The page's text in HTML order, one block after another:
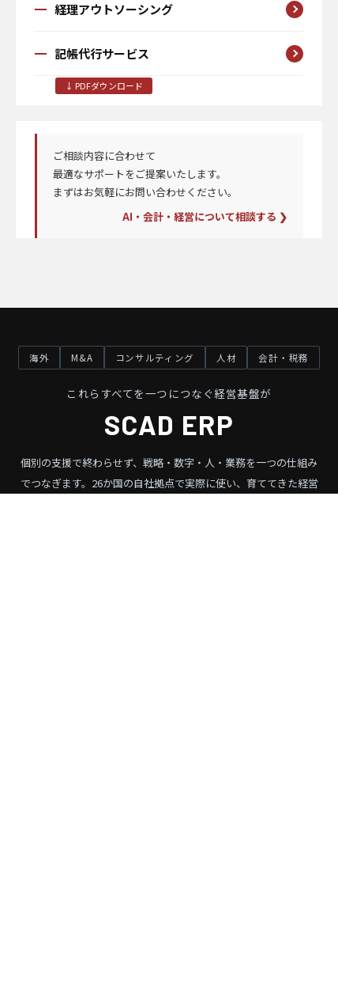
経理アウトソーシング
記帳代行サービス
↓ PDFダウンロード
ご相談内容に合わせて
最適なサポートをご提案いたします。
まずはお気軽にお問い合わせください。
AI・会計・経営について相談する ❯
海外 M&A コンサルティング 人材 会計・税務
これらすべてを一つにつなぐ経営基盤が
SCAD ERP
個別の支援で終わらせず、戦略・数字・人・業務を一つの仕組み
でつなぎます。 26か国の自社拠点で実際に使い、育ててきた経営